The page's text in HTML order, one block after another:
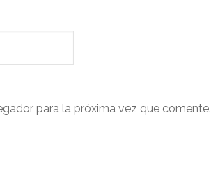
para la próxima vez que comente.